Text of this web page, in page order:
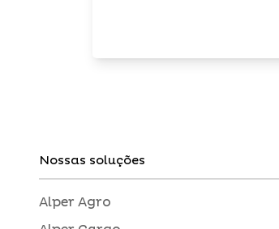
Nossas soluções
Alper Agro